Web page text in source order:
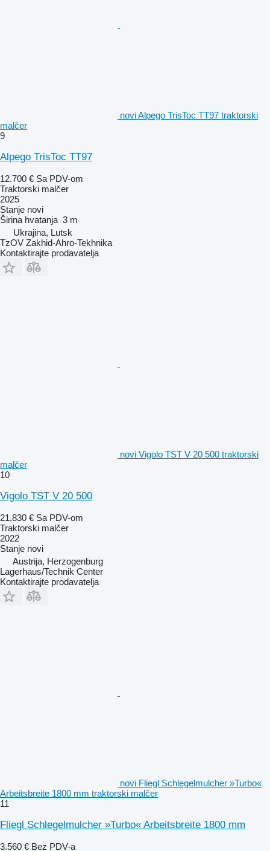
novi Alpego TrisToc TT97 traktorski
malčer
9
Alpego TrisToc TT97
12.700 € Sa PDV-om
Traktorski malčer
2025
Stanje novi
Širina hvatanja 3 m
Ukrajina, Lutsk
TzOV Zakhid-Ahro-Tekhnika
Kontaktirajte prodavatelja
novi Vigolo TST V 20 500 traktorski
malčer
10
Vigolo TST V 20 500
21.830 € Sa PDV-om
Traktorski malčer
2022
Stanje novi
Austrija, Herzogenburg
Lagerhaus/Technik Center
Kontaktirajte prodavatelja
novi Fliegl Schlegelmulcher »Turbo«
Arbeitsbreite 1800 mm traktorski malčer
11
Fliegl Schlegelmulcher »Turbo« Arbeitsbreite 1800 mm
3.560 € Bez PDV-a